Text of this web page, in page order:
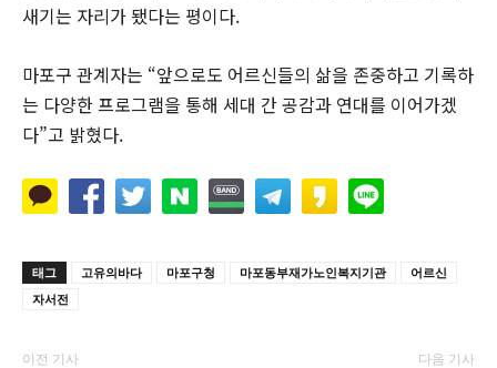
새기는 자리가 됐다는 평이다.
마포구 관계자는 “앞으로도 어르신들의 삶을 존중하고 기록하
는 다양한 프로그램을 통해 세대 간 공감과 연대를 이어가겠
다”고 밝혔다.
태그 고유의바다 마포구청 마포동부재가노인복지기관
어르신
자서전
이전 기사 다음 기사